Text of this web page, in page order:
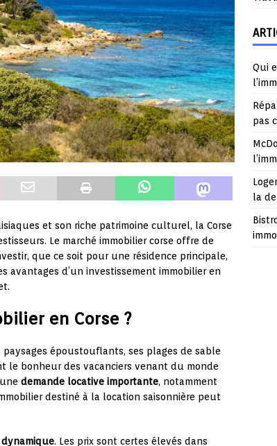
et son riche patrimoine culturel, la Corse
Le marché immobilier corse offre de
que ce soit pour une résidence principale,
avantages d’un investissement immobilier en
en Corse ?
paysages époustouflants, ses plages de sable
le bonheur des vacanciers venant du monde
demande locative importante, notamment
destiné à la location saisonnière peut
dynamique. Les prix sont certes élevés dans
Qui
pas
la